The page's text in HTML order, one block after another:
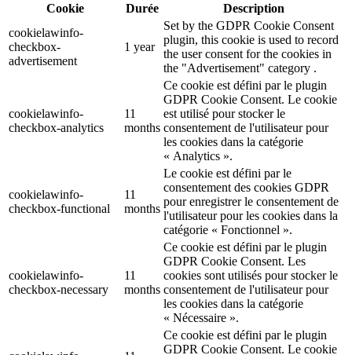
Cookie
Durée
Description
cookielawinfo-
checkbox-
advertisement
1 year
Set by the GDPR Cookie Consent
plugin, this cookie is used to record
the user consent for the cookies in
the "Advertisement" category .
cookielawinfo-
checkbox-analytics
11
months
Ce cookie est défini par le plugin
GDPR Cookie Consent. Le cookie
est utilisé pour stocker le
consentement de l'utilisateur pour
les cookies dans la catégorie
« Analytics ».
cookielawinfo-
checkbox-functional
11
months
Le cookie est défini par le
consentement des cookies GDPR
pour enregistrer le consentement de
l'utilisateur pour les cookies dans la
catégorie « Fonctionnel ».
cookielawinfo-
checkbox-necessary
11
months
Ce cookie est défini par le plugin
GDPR Cookie Consent. Les
cookies sont utilisés pour stocker le
consentement de l'utilisateur pour
les cookies dans la catégorie
« Nécessaire ».
Ce cookie est défini par le plugin
GDPR Cookie Consent. Le cookie